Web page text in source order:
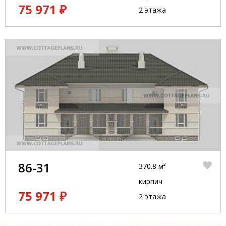
75 971 ₽
2 этажа
86-31
75 971 ₽
370.8 м²
кирпич
2 этажа